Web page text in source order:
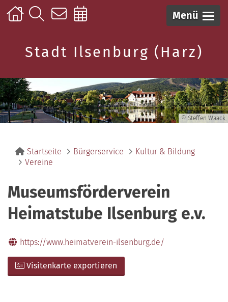
Menü
Stadt Ilsenburg (Harz)
© Steffen Waack
Startseite Bürgerservice
Kultur & Bildung
Vereine
Museumsförderverein
Heimatstube Ilsenburg e.v.
https://www.heimatverein-ilsenburg.de/
Visitenkarte exportieren